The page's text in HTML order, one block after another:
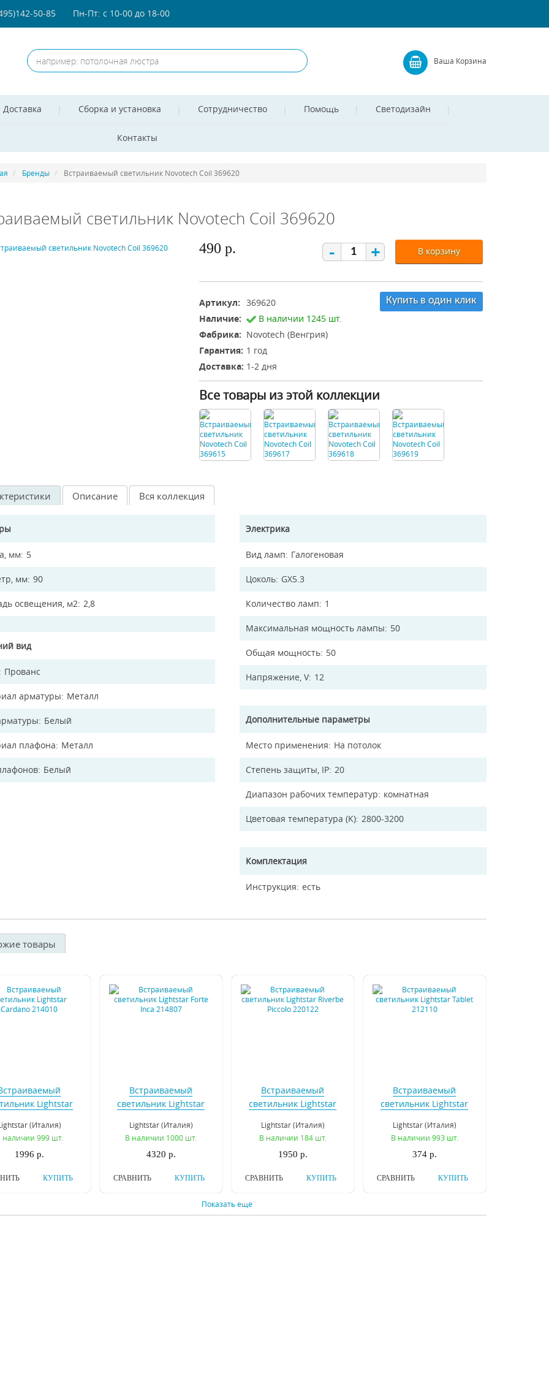
50-85 Пн-Пт: с 10-00 до 18-00
Ваша Корзина
Доставка Сборка и установка Сотрудничество Помощь Светодизайн
Контакты
Бренды Встраиваемый светильник Novotech Coil 369620
светильник Novotech Coil 369620
490 р. - + В корзину
Артикул: 369620
Наличие:
В наличии 1245 шт.
Фабрика: Novotech (Венгрия)
Гарантия: 1 год
Доставка: 1-2 дня
Купить в один клик
Все товары из этой коллекции
Описание Вся коллекция
мм 5
мм 90
освещения, м2 2,8
вид
Прованс
арматуры Металл
Белый
плафона Металл
Белый
Электрика
Вид ламп Галогеновая
Цоколь GX5.3
Количество ламп 1
Максимальная мощность лампы 50
Общая мощность 50
Напряжение, V 12
Дополнительные параметры
Место применения На потолок
Степень защиты, IP 20
Диапазон рабочих температур комнатная
Цветовая температура (K) 2800-3200
Комплектация
Инструкция есть
товары
Lightstar
(Италия)
наличии 999 шт.
1996 р.
КУПИТЬ
Встраиваемый
светильник Lightstar
Lightstar (Италия)
В наличии 1000 шт.
4320 р.
КУПИТЬ
СРАВНИТЬ
Встраиваемый
светильник Lightstar
Lightstar (Италия)
В наличии 184 шт.
1950 р.
КУПИТЬ
СРАВНИТЬ
Встраиваемый
светильник Lightstar
Lightstar (Италия)
В наличии 993 шт.
374 р.
КУПИТЬ
СРАВНИТЬ
Показать еще